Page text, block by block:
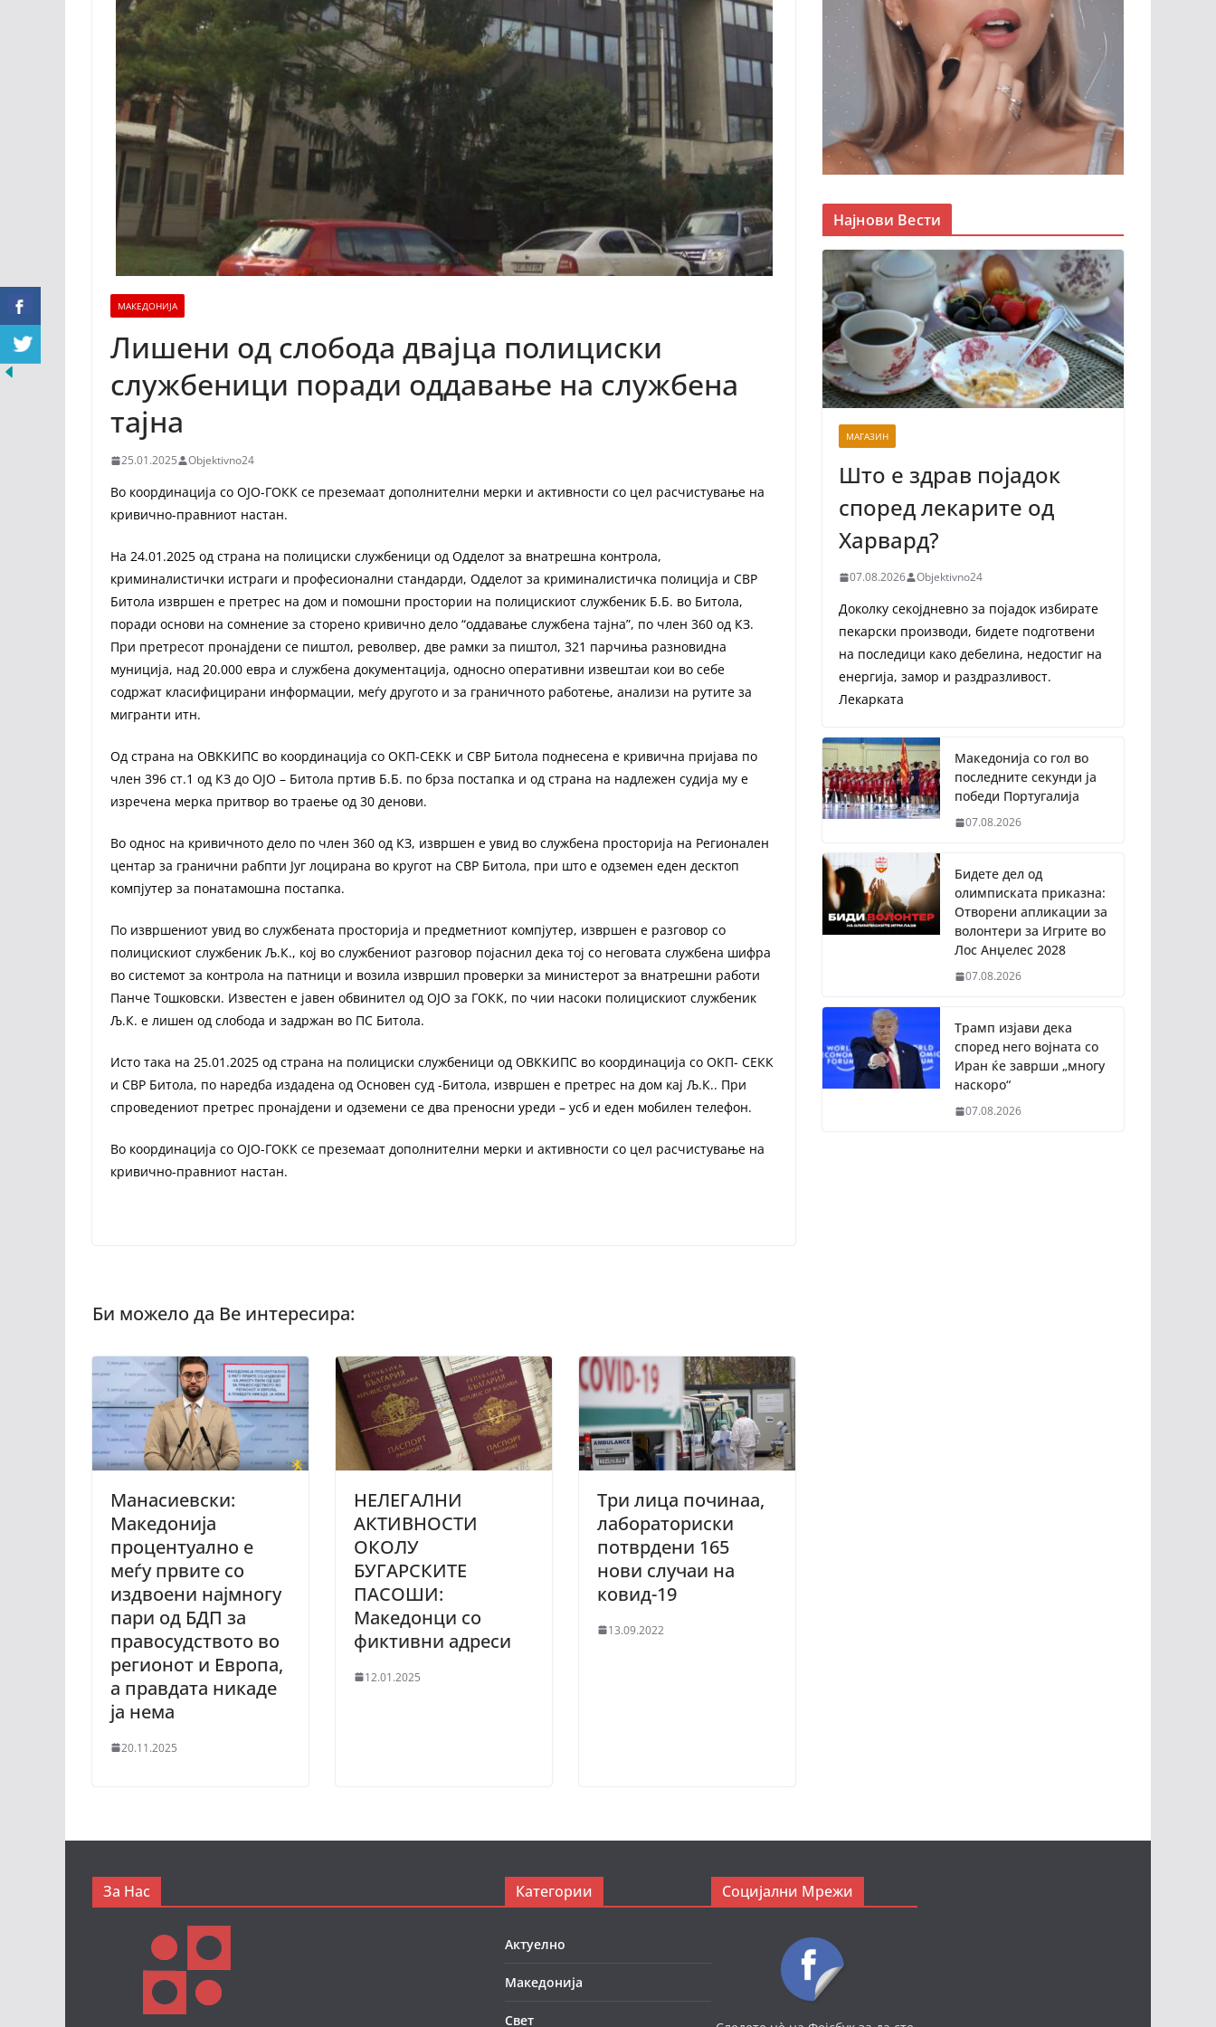
МАКЕДОНИЈА
Лишени од слобода двајца полициски
службеници поради оддавање на службена
тајна
25.01.2025 Objektivno24
Во координација со ОЈО-ГОКК се преземаат дополнителни мерки и активности со цел расчистување на
кривично-правниот настан.
На 24.01.2025 од страна на полициски службеници од Одделот за внатрешна контрола,
криминалистички истраги и професионални стандарди, Одделот за криминалистичка полиција и СВР
Битола извршен е претрес на дом и помошни простории на полицискиот службеник Б.Б. во Битола,
поради основи на сомнение за сторено кривично дело “оддавање службена тајна”, по член 360 од КЗ.
При претресот пронајдени се пиштол, револвер, две рамки за пиштол, 321 парчиња разновидна
муниција, над 20.000 евра и службена документација, односно оперативни извештаи кои во себе
содржат класифицирани информации, меѓу другото и за граничното работење, анализи на рутите за
мигранти итн.
Од страна на ОВККИПС во координација со ОКП-СЕКК и СВР Битола поднесена е кривична пријава по
член 396 ст.1 од КЗ до ОЈО – Битола пртив Б.Б. по брза постапка и од страна на надлежен судија му е
изречена мерка притвор во траење од 30 денови.
Во однос на кривичното дело по член 360 од КЗ, извршен е увид во службена просторија на Регионален
центар за гранични рабпти Југ лоцирана во кругот на СВР Битола, при што е одземен еден десктоп
компјутер за понатамошна постапка.
По извршениот увид во службената просторија и предметниот компјутер, извршен е разговор со
полицискиот службеник Љ.К., кој во службениот разговор појаснил дека тој со неговата службена шифра
во системот за контрола на патници и возила извршил проверки за министерот за внатрешни работи
Панче Тошковски. Известен е јавен обвинител од ОЈО за ГОКК, по чии насоки полицискиот службеник
Љ.К. е лишен од слобода и задржан во ПС Битола.
Исто така на 25.01.2025 од страна на полициски службеници од ОВККИПС во координација со ОКП- СЕКК
и СВР Битола, по наредба издадена од Основен суд -Битола, извршен е претрес на дом кај Љ.К.. При
спроведениот претрес пронајдени и одземени се два преносни уреди – усб и еден мобилен телефон.
Во координација со ОЈО-ГОКК се преземаат дополнителни мерки и активности со цел расчистување на
кривично-правниот настан.
Манасиевски:
Македонија
процентуално е
меѓу првите со
издвоени најмногу
пари од БДП за
правосудството во
регионот и Европа,
а правдата никаде
ја нема
20.11.2025
НЕЛЕГАЛНИ
АКТИВНОСТИ
ОКОЛУ
БУГАРСКИТЕ
ПАСОШИ:
Македонци со
фиктивни адреси
12.01.2025
Три лица починаа,
лабораториски
потврдени 165
нови случаи на
ковид-19
13.09.2022
Најнови Вести
МАГАЗИН
Што е здрав појадок
според лекарите од
Харвард?
07.08.2026 Objektivno24
Доколку секојдневно за појадок избирате
пекарски производи, бидете подготвени
на последици како дебелина, недостиг на
енергија, замор и раздразливост.
Лекарката
Македонија со гол во
последните секунди ја
победи Португалија
07.08.2026
Бидете дел од
олимписката приказна:
Отворени апликации за
волонтери за Игрите во
Лос Анџелес 2028
07.08.2026
Трамп изјави дека
според него војната со
Иран ќе заврши „многу
наскоро“
07.08.2026
За Нас Категории
Актуелно
Македонија
Свет
Социјални Мрежи